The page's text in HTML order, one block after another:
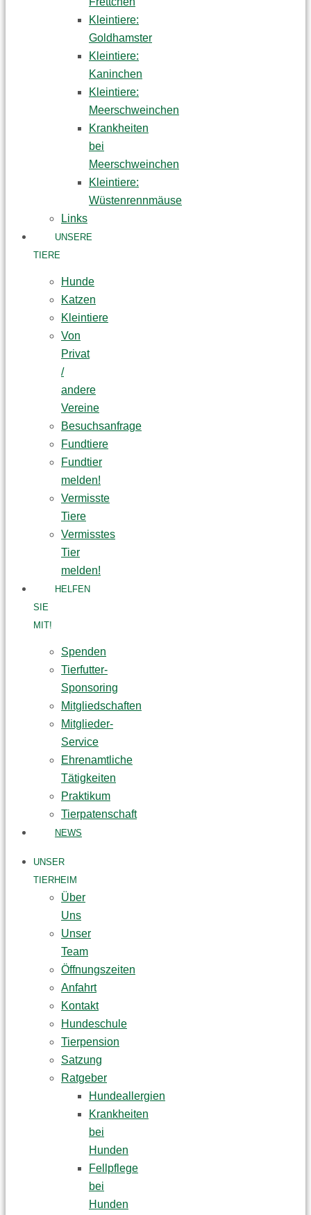
Kleintiere:
Goldhamster
Kleintiere:
Kaninchen
Kleintiere:
Meerschweinchen
Krankheiten
bei
Meerschweinchen
Kleintiere:
Wüstenrennmäuse
Links
UNSERE
TIERE
Hunde
Katzen
Kleintiere
Von
Privat
/
andere
Vereine
Besuchsanfrage
Fundtiere
Fundtier
melden!
Vermisste
Tiere
Vermisstes
Tier
melden!
HELFEN
SIE
MIT!
Spenden
Tierfutter-
Sponsoring
Mitgliedschaften
Mitglieder-
Service
Ehrenamtliche
Tätigkeiten
Praktikum
Tierpatenschaft
NEWS
UNSER
TIERHEIM
Über
Uns
Unser
Team
Öffnungszeiten
Anfahrt
Kontakt
Hundeschule
Tierpension
Satzung
Ratgeber
Hundeallergien
Krankheiten
bei
Hunden
Fellpflege
bei
Hunden